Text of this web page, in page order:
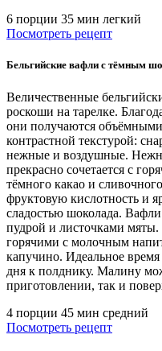
6 порции 35 мин легкий
Посмотреть рецепт
Бельгийские вафли с тёмным
Величественные
роскоши на тарелке.
они получаются
контрастной текстурой:
нежные и воздушные.
прекрасно сочетается с
тёмного какао и
фруктовую кислотность и
сладостью шоколада.
пудрой и листочками мяты.
горячими с молочным
капучино. Идеальное
дня к полднику. Малину
приготовлении, так и
4 порции 45 мин средний
Посмотреть рецепт